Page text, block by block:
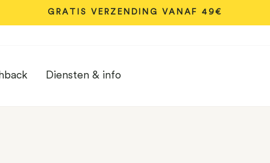
GRATIS VERZENDING VANAF 49€
Diensten & info